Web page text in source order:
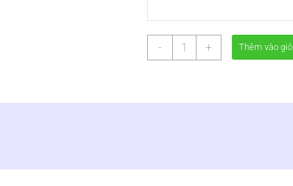
-
VIÊN
+ Thêm vào